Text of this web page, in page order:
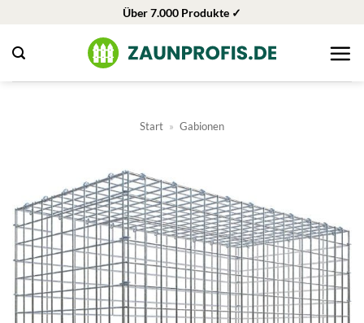
springen
Über 7.000 Produkte ✓
Start » Gabionen